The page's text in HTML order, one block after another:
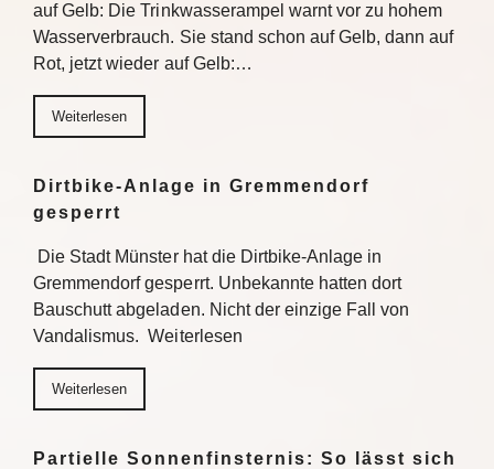
auf Gelb: Die Trinkwasserampel warnt vor zu hohem
Wasserverbrauch. Sie stand schon auf Gelb, dann auf
Rot, jetzt wieder auf Gelb:…
Weiterlesen
Dirtbike-Anlage in Gremmendorf
gesperrt
Die Stadt Münster hat die Dirtbike-Anlage in
Gremmendorf gesperrt. Unbekannte hatten dort
Bauschutt abgeladen. Nicht der einzige Fall von
Vandalismus. Weiterlesen
Weiterlesen
Partielle Sonnenfinsternis: So lässt sich